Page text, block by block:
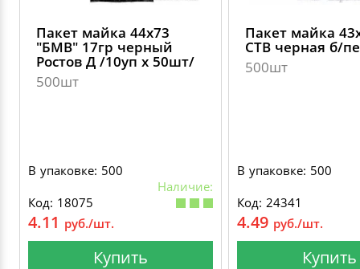
Пакет майка 44х73
"БМВ" 17гр черный
Ростов Д /10уп х 50шт/
500шт
В упаковке: 500
Наличие:
Код: 18075
4.11 руб./шт.
Купить
Пакет майка
СТВ черная б/
500шт
В упаковке: 500
Код: 24341
4.49 руб./шт.
Купить